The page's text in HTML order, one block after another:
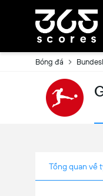
Bóng đá
Tổng quan về